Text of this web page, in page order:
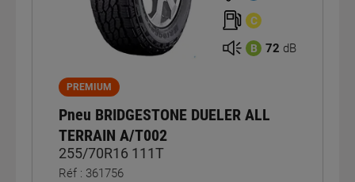
C
B 72 dB
PREMIUM
Pneu BRIDGESTONE DUELER ALL
TERRAIN A/T002
255/70R16 111T
Réf : 361756